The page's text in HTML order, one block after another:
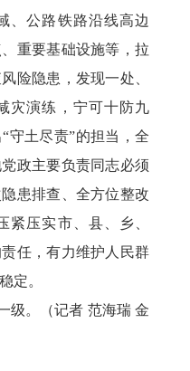
、公路铁路沿线高边
重要基础设施等，拉
险隐患，发现一处、
灾演练，宁可十防九
守土尽责”的担当，全
政主要负责同志必须
患排查、全方位整改
紧压实市、县、乡、
任，有力维护人民群
定。
级。（记者 范海瑞 金